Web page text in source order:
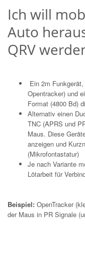
Ich will
Auto
QRV
Ein 2m
Opentracker) und
Format (4800 Bd)
Alternativ einen
TNC (APRS und
Maus. Diese
anzeigen und
(Mikrofontastatur)
Je nach Variante
Lötarbeit für
Beispiel: OpenTracker
der Maus in PR Signale